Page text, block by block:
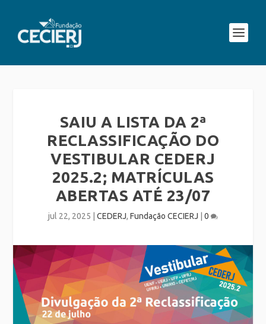
SAIU A LISTA DA 2ª
RECLASSIFICAÇÃO DO
VESTIBULAR CEDERJ
2025.2; MATRÍCULAS
ABERTAS ATÉ 23/07
jul 22, 2025 CEDERJ, Fundação CECIERJ 0